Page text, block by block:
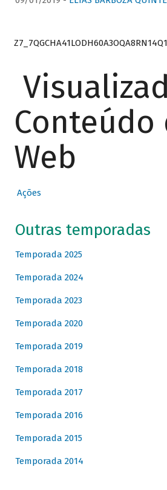
Z7_7QGCHA41LODH60A3OQA8RN14Q1
Conteúdo
Web
Ações
Outras temporadas
Temporada 2025
Temporada 2024
Temporada 2023
Temporada 2020
Temporada 2019
Temporada 2018
Temporada 2017
Temporada 2016
Temporada 2015
Temporada 2014